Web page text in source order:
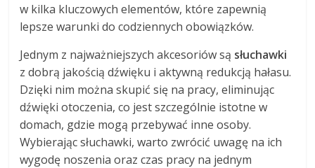
w kilka kluczowych elementów, które zapewnią
lepsze warunki do codziennych obowiązków.
Jednym z najważniejszych akcesoriów są słuchawki
z dobrą jakością dźwięku i aktywną redukcją hałasu.
Dzięki nim można skupić się na pracy, eliminując
dźwięki otoczenia, co jest szczególnie istotne w
domach, gdzie mogą przebywać inne osoby.
Wybierając słuchawki, warto zwrócić uwagę na ich
wygodę noszenia oraz czas pracy na jednym